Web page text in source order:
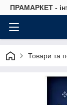
ПРАМАРКЕТ -
Товари та